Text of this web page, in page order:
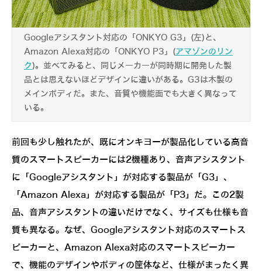
Googleアシスタント対応の「ONKYO G3」(左)と、
Amazon Alexa対応の「ONKYO P3」(アマゾンのリン
ク )。並べてみると、同じメーカーが同時期に開発した製
品とは思えないほどデザインに違いがある。G3は木製の
メインボディだ。また、音質や機能面でも大きく異なって
いる。
前回も少し触れたが、既にオンキヨーが製品化している高音
質のスマートスピーカーには2機種あり、音声アシスタント
に「Googleアシスタント」が対応する製品が「G3」、
「Amazon Alexa」が対応する製品が「P3」だ。この2製
品、音声アシスタントの違いだけでなく、サイズも仕様も音
質も異なる。なぜ、Googleアシスタント対応のスマートス
ピーカーと、Amazon Alexa対応のスマートスピーカー
で、機能のデザインやボディの筐体など、仕様がまったく異